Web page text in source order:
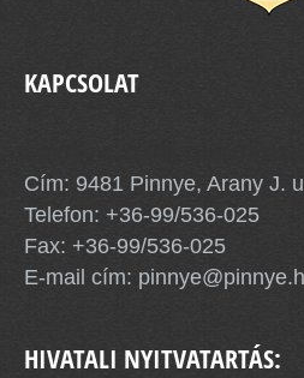
KAPCSOLAT
Cím: 9481 Pinnye, Arany J.
Telefon: +36-99/536-025
Fax: +36-99/536-025
E-mail cím:
HIVATALI NYITVATARTÁS: